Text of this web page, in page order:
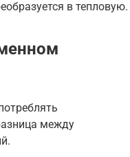
в тепловую.
между